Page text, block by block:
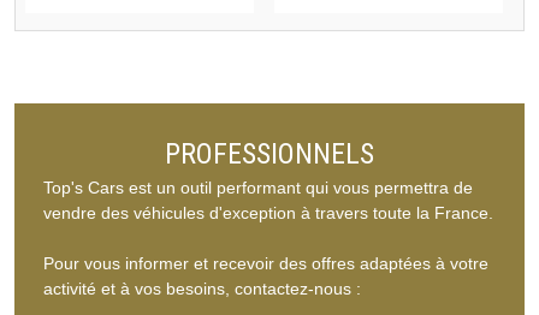
PROFESSIONNELS
Top's Cars est un outil performant qui vous permettra de
vendre des véhicules d'exception à travers toute la France.
Pour vous informer et recevoir des offres adaptées à votre
activité et à vos besoins, contactez-nous :